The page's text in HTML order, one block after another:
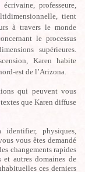
professeure,
tient
à travers le monde
le processus
supérieures.
Karen habite
est de l’Arizona.
qui peuvent vous
que Karen diffuse
physiques,
vous êtes demandé
changements rapides
et autres domaines de
ces derniers